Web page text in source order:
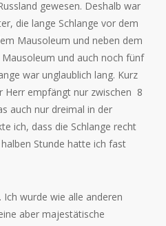
gewesen. Deshalb war
die lange Schlange vor dem
Mausoleum und neben dem
und auch noch fünf
war unglaublich lang. Kurz
Herr empfängt nur zwischen 8
auch nur dreimal in der
ich, dass die Schlange recht
Stunde hatte ich fast
Ich wurde wie alle anderen
aber majestätische